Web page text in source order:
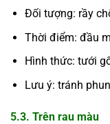
Đối tượng: rầy
Thời điểm: đầu
Hình thức: tưới
Lưu ý: tránh
5.3. Trên rau màu